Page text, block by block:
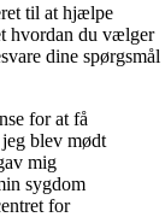
til at hjælpe
hvordan du vælger
dine spørgsmål
for at få
blev mødt
mig
sygdom
for